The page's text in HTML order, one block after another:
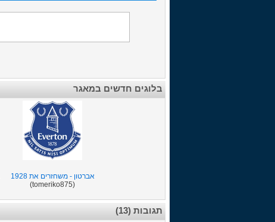
בלוגים חדשים במאגר
אברטון - משחזרים את 1928
(tomeriko875)
תגובות (13)